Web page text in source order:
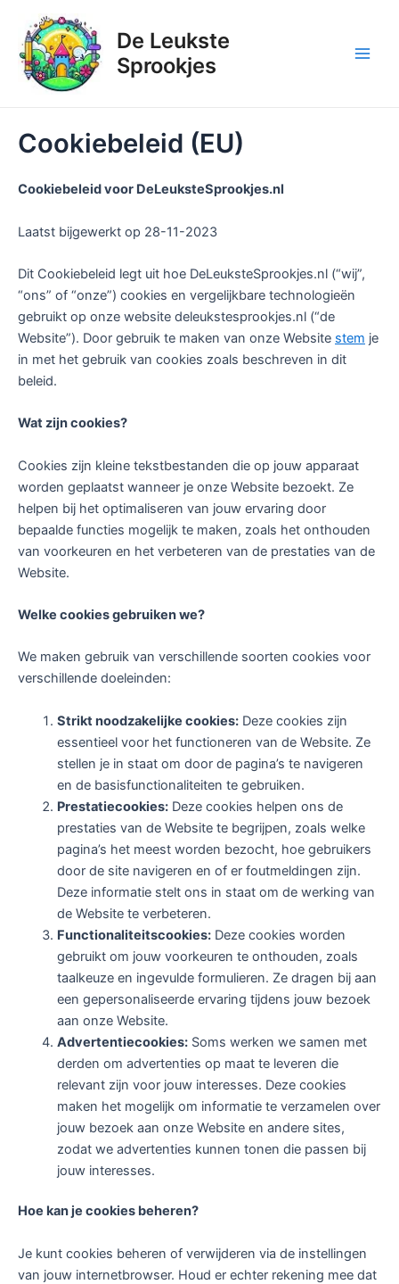
inhoud
De Leukste
Sprookjes
Cookiebeleid (EU)
Cookiebeleid voor DeLeuksteSprookjes.nl
Laatst bijgewerkt op 28-11-2023
Dit Cookiebeleid legt uit hoe DeLeuksteSprookjes.nl (“wij”,
“ons” of “onze”) cookies en vergelijkbare technologieën
gebruikt op onze website deleukstesprookjes.nl (“de
Website”). Door gebruik te maken van onze Website stem je
in met het gebruik van cookies zoals beschreven in dit
beleid.
Wat zijn cookies?
Cookies zijn kleine tekstbestanden die op jouw apparaat
worden geplaatst wanneer je onze Website bezoekt. Ze
helpen bij het optimaliseren van jouw ervaring door
bepaalde functies mogelijk te maken, zoals het onthouden
van voorkeuren en het verbeteren van de prestaties van de
Website.
Welke cookies gebruiken we?
We maken gebruik van verschillende soorten cookies voor
verschillende doeleinden:
Strikt noodzakelijke cookies:Deze cookies zijn
essentieel voor het functioneren van de Website. Ze
stellen je in staat om door de pagina’s te navigeren
en de basisfunctionaliteiten te gebruiken.
Prestatiecookies:Deze cookies helpen ons de
prestaties van de Website te begrijpen, zoals welke
pagina’s het meest worden bezocht, hoe gebruikers
door de site navigeren en of er foutmeldingen zijn.
Deze informatie stelt ons in staat om de werking van
de Website te verbeteren.
Functionaliteitscookies:Deze cookies worden
gebruikt om jouw voorkeuren te onthouden, zoals
taalkeuze en ingevulde formulieren. Ze dragen bij aan
een gepersonaliseerde ervaring tijdens jouw bezoek
aan onze Website.
Advertentiecookies:Soms werken we samen met
derden om advertenties op maat te leveren die
relevant zijn voor jouw interesses. Deze cookies
maken het mogelijk om informatie te verzamelen over
jouw bezoek aan onze Website en andere sites,
zodat we advertenties kunnen tonen die passen bij
jouw interesses.
Hoe kan je cookies beheren?
Je kunt cookies beheren of verwijderen via de instellingen
van jouw internetbrowser. Houd er echter rekening mee dat